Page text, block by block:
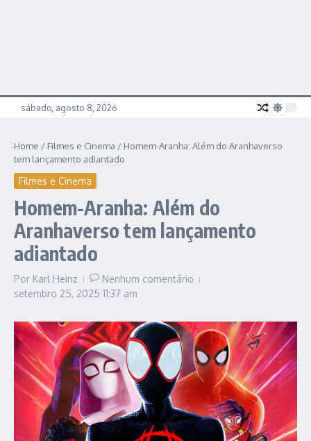
sábado, agosto 8, 2026
Home / Filmes e Cinema / Homem-Aranha: Além do Aranhaverso
tem lançamento adiantado
Filmes e Cinema
Homem-Aranha: Além do
Aranhaverso tem lançamento
adiantado
Por Karl Heinz
Nenhum comentário
setembro 25, 2025 11:37 am